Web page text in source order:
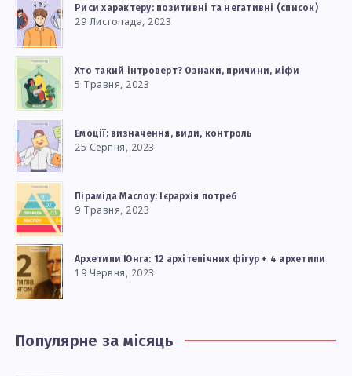
Риси характеру: позитивні та негативні (список)
29 Листопада, 2023
Хто такий інтроверт? Ознаки, причини, міфи
5 Травня, 2023
Емоції: визначення, види, контроль
25 Серпня, 2023
Піраміда Маслоу: Ієрархія потреб
9 Травня, 2023
Архетипи Юнга: 12 архітепічних фігур + 4 архетипи
19 Червня, 2023
Популярне за місяць